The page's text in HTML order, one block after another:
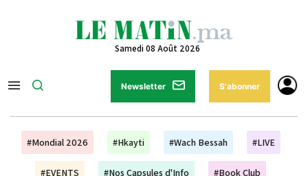
Samedi 08 Août 2026
Newsletter S'abonner
#Mondial 2026 #Hkayti #Wach Bessah #LIVE
#EVENTS #Nos Capsules d'Info #Book Club